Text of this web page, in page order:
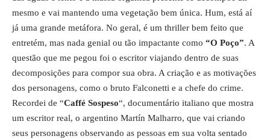
mesmo e vai mantendo uma vegetação bem única. Hum, está aí
já uma grande metáfora. No geral, é um thriller bem feito que
entretém, mas nada genial ou tão impactante como “O Poço”. A
questão que me pegou foi o escritor viajando dentro de suas
decomposições para compor sua obra. A criação e as motivações
dos personagens, como o bruto Falconetti e a chefe do crime.
Recordei de “Caffé Sospeso“, documentário italiano que mostra
um escritor real, o argentino Martín Malharro, que vai criando
seus personagens observando as pessoas em sua volta sentado